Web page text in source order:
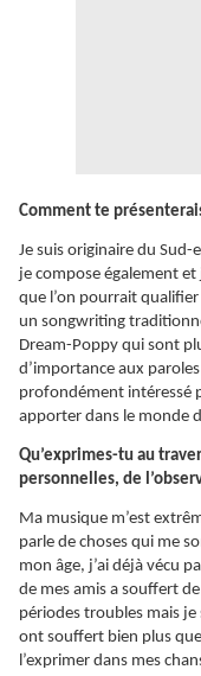
Comment te
Je suis originaire du
je compose également
que l’on pourrait qualifier
un songwriting
Dream-Poppy qui sont
d’importance aux
profondément intéressé
apporter dans le monde
Qu’exprimes-tu au
personnelles, de
Ma musique m’est
parle de choses qui me
mon âge, j’ai déjà vécu
de mes amis a souffert
périodes troubles mais
ont souffert bien plus
l’exprimer dans mes